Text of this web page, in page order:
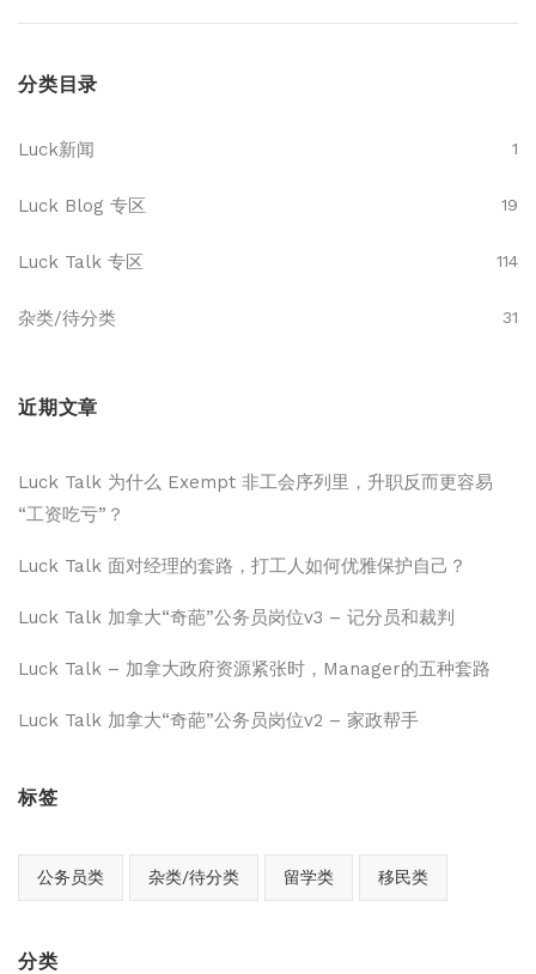
分类目录
Luck新闻 1
Luck Blog 专区 19
Luck Talk 专区 114
杂类/待分类 31
近期文章
Luck Talk 为什么 Exempt 非工会序列里，升职反而更容易
“工资吃亏”？
Luck Talk 面对经理的套路，打工人如何优雅保护自己？
Luck Talk 加拿大“奇葩”公务员岗位v3 – 记分员和裁判
Luck Talk – 加拿大政府资源紧张时，Manager的五种套路
Luck Talk 加拿大“奇葩”公务员岗位v2 – 家政帮手
标签
公务员类 杂类/待分类 留学类 移民类
分类